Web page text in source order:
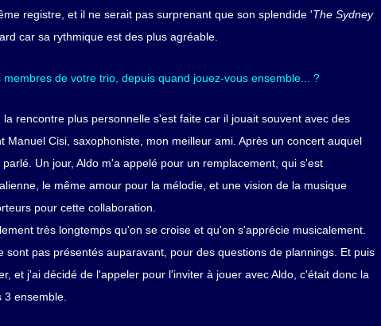
registre, et il ne serait pas surprenant que son splendide 'The Sydney
car sa rythmique est des plus agréable.
de votre trio, depuis quand jouez-vous ensemble... ?
rencontre plus personnelle s'est faite car il jouait souvent avec des
Manuel Cisi, saxophoniste, mon meilleur ami. Après un concert auquel
Un jour, Aldo m'a appelé pour un remplacement, qui s'est
le même amour pour la mélodie, et une vision de la musique
pour cette collaboration.
très longtemps qu'on se croise et qu'on s'apprécie musicalement.
sont pas présentés auparavant, pour des questions de plannings. Et puis
et j'ai décidé de l'appeler pour l'inviter à jouer avec Aldo, c'était donc la
ensemble.